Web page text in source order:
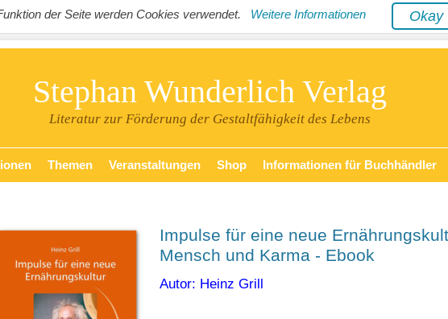
der Seite werden Cookies verwendet. Weitere Informationen
Stephan Wunderlich Verlag
Literatur zur Förderung der Gestaltfähigkeit des Lebens
Themen Veranstaltungen Shop Informationen für Buchhändler
Impulse für eine neue
Mensch und Karma - Ebook
Autor: Heinz Grill